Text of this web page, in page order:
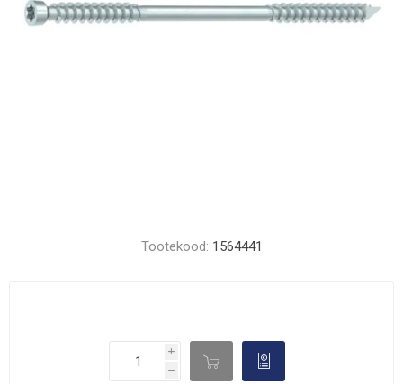
Tootekood: 1564441
i
h
d 